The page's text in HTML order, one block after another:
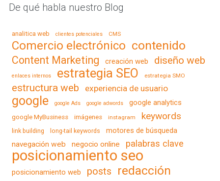
De qué habla nuestro Blog
analitica web clientes potenciales CMS
Comercio electrónico contenido
Content Marketing creación web diseño web
enlaces internos estrategia SEO estrategia SMO
estructura web experiencia de usuario
google google Ads google adwords google analytics
google MyBusiness imágenes instagram keywords
link building long-tail keywords
motores de búsqueda
navegación web
negocio online palabras clave
posicionamiento seo
posicionamiento web posts redacción